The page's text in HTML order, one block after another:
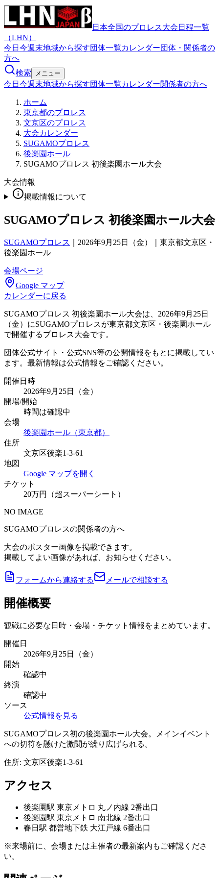
日本全国のプロレス大会日程一覧
（LHN）
今日 今週末地域から探す団体一覧カレンダー団体・関係者の
方へ
検索
メニュー
今日 今週末地域から探す団体一覧カレンダー関係者の方へ
ホーム
東京都のプロレス
文京区のプロレス
大会カレンダー
SUGAMOプロレス
後楽園ホール
SUGAMOプロレス 初後楽園ホール大会
大会情報
掲載情報について
SUGAMOプロレス 初後楽園ホール大会
SUGAMOプロレス
2026年9月25日（金）｜東京都文京区・
後楽園ホール
会場ページ
Google マップ
カレンダーに戻る
SUGAMOプロレス 初後楽園ホール大会は、2026年9月25日
（金）にSUGAMOプロレスが東京都文京区・後楽園ホール
で開催するプロレス大会です。
団体公式サイト・公式SNS等の公開情報をもとに掲載してい
ます。最新情報は公式情報をご確認ください。
開催日時
2026年9月25日（金）
開場/開始
時間は確認中
会場
後楽園ホール（東京都）
住所
文京区後楽1-3-61
地図
Google マップを開く
チケット
20万円（超スーパーシート）
NO IMAGE
SUGAMOプロレスの関係者の方へ
大会のポスター画像を掲載できます。
掲載してよい画像があれば、お知らせください。
フォームから連絡する メールで相談する
開催概要
観戦に必要な日時・会場・チケット情報をまとめています。
開催日
2026年9月25日（金）
開始
確認中
終演
確認中
ソース
公式情報を見る
SUGAMOプロレス初の後楽園ホール大会。メインイベント
への切符を懸けた激闘が繰り広げられる。
住所: 文京区後楽1-3-61
アクセス
後楽園駅 東京メトロ 丸ノ内線 2番出口
後楽園駅 東京メトロ 南北線 2番出口
春日駅 都営地下鉄 大江戸線 6番出口
※来場前に、会場または主催者の最新案内もご確認くださ
い。